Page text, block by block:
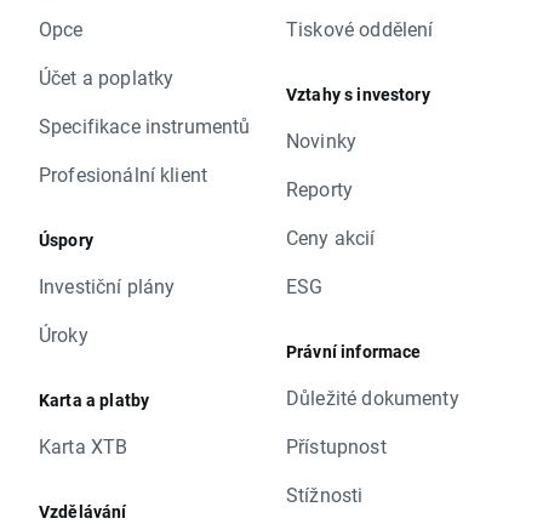
Opce
Účet a poplatky
Specifikace instrumentů
Profesionální klient
Úspory
Investiční plány
Úroky
Karta a platby
Karta XTB
Vzdělávání
Tiskové oddělení
Vztahy s investory
Novinky
Reporty
Ceny akcií
ESG
Právní informace
Důležité dokumenty
Přístupnost
Stížnosti